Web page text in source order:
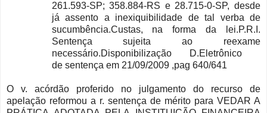
261.593-SP; 358.884-RS e 28.715-0-SP, desde
já assento a inexiquibilidade de tal verba de
sucumbência.Custas, na forma da lei.P.R.I.
Sentença sujeita ao reexame
necessário.Disponibilização D.Eletrônico
de sentença em21/09/2009 ,pag 640/641
O v. acórdão proferido no julgamento do recurso de
apelação reformou a r. sentença de mérito para VEDAR A